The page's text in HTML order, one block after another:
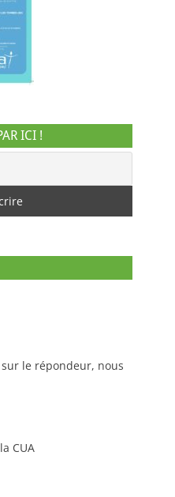
ICI !
le répondeur, nous
CUA